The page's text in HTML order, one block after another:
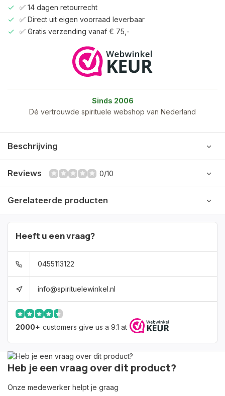
✅ 14 dagen retourrecht
✅ Direct uit eigen voorraad leverbaar
✅ Gratis verzending vanaf € 75,-
Sinds 2006
Dé vertrouwde spirituele webshop van Nederland
Beschrijving
Reviews 0/10
Gerelateerde producten
Heeft u een vraag?
0455113122
info@spirituelewinkel.nl
2000+ customers give us a 9.1 at
Heb je een vraag over dit product?
Onze medewerker helpt je graag